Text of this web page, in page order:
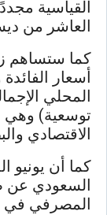
العاشر من
كما ستساهم
أسعار
المحلي
توسعية) وهي
الاقتصادي
كما أن يونيو
المصرفي في